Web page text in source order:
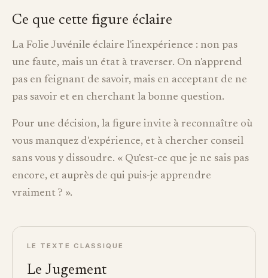
Ce que cette figure éclaire
La Folie Juvénile éclaire l'inexpérience : non pas
une faute, mais un état à traverser. On n'apprend
pas en feignant de savoir, mais en acceptant de ne
pas savoir et en cherchant la bonne question.
Pour une décision, la figure invite à reconnaître où
vous manquez d'expérience, et à chercher conseil
sans vous y dissoudre. « Qu'est-ce que je ne sais pas
encore, et auprès de qui puis-je apprendre
vraiment ? ».
LE TEXTE CLASSIQUE
Le Jugement